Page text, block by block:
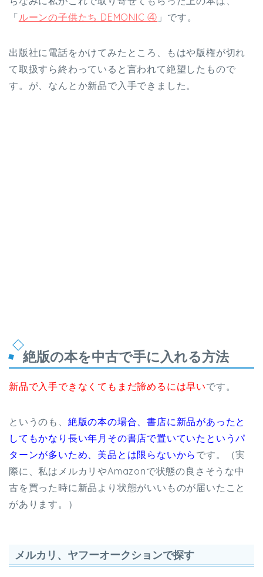
「 ルーンの子供たち DEMONIC ④ 」です。
出版社に電話をかけてみたところ、もはや版権が切れ
て取扱すら終わっていると言われて絶望したもので
す。が、なんとか新品で入手できました。
絶版の本を中古で手に入れる方法
新品で入手できなくてもまだ諦めるには早いです。
というのも、 絶版の本の場合、書店に新品があったと
してもかなり長い年月その書店で置いていたというパ
ターンが多いため、美品とは限らないから です。（実
際に、私はメルカリやAmazonで状態の良さそうな中
古を買った時に新品より状態がいいものが届いたこと
があります。）
メルカリ、ヤフーオークションで探す